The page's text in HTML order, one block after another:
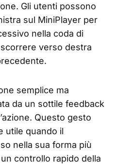
Gli utenti possono
sul MiniPlayer per
nella coda di
verso destra
semplice ma
da un sottile feedback
Questo gesto
utile quando il
nella sua forma più
controllo rapido della